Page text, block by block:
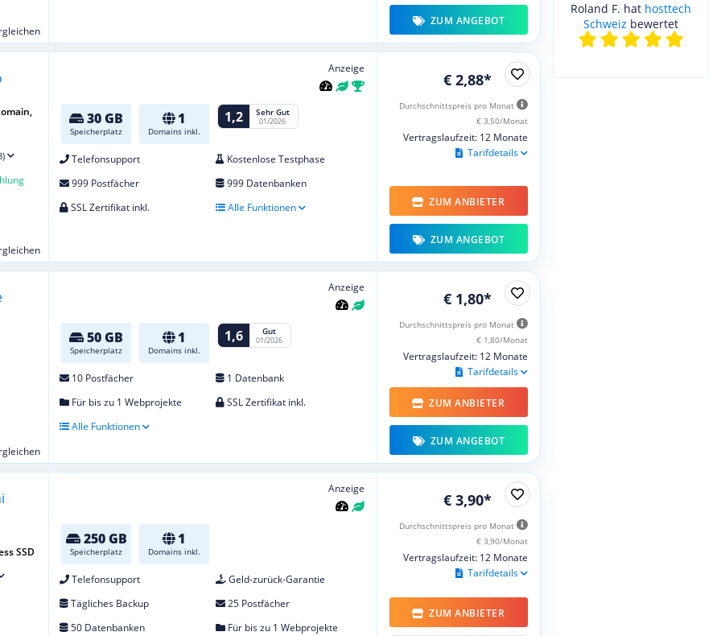
ZUM ANGEBOT
Anzeige
30 GB
Speicherplatz
1
Domains inkl.
1,2 Sehr Gut
01/2026
Telefonsupport
Kostenlose Testphase
999 Postfächer
999 Datenbanken
SSL Zertifikat inkl.
Alle Funktionen
€ 2,88*
Durchschnittspreis pro Monat
€ 3,50/Monat
Vertragslaufzeit: 12 Monate
Tarifdetails
ZUM ANBIETER
ZUM ANGEBOT
Anzeige
50 GB
Speicherplatz
1
Domains inkl.
1,6 Gut
01/2026
10 Postfächer
1 Datenbank
Für bis zu 1 Webprojekte
SSL Zertifikat inkl.
Alle Funktionen
€ 1,80*
Durchschnittspreis pro Monat
€ 1,80/Monat
Vertragslaufzeit: 12 Monate
Tarifdetails
ZUM ANBIETER
ZUM ANGEBOT
Anzeige
250 GB
Speicherplatz
1
Domains inkl.
Telefonsupport
Geld-zurück-Garantie
Tägliches Backup
25 Postfächer
50 Datenbanken
Für bis zu 1 Webprojekte
SSD
€ 3,90*
Durchschnittspreis pro Monat
€ 3,90/Monat
Vertragslaufzeit: 12 Monate
Tarifdetails
ZUM ANBIETER
Roland F. hat hosttech
Schweiz bewertet